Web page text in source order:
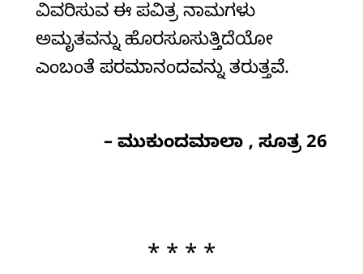
ವಿವರಿಸುವ ಈ ಪವಿತ್ರ ನಾಮಗಳು
ಅಮೃತವನ್ನು ಹೊರಸೂಸುತ್ತಿದೆಯೋ
ಎಂಬಂತೆ ಪರಮಾನಂದವನ್ನು ತರುತ್ತವೆ.
– ಮುಕುಂದಮಾಲಾ , ಸೂತ್ರ 26
* * * *